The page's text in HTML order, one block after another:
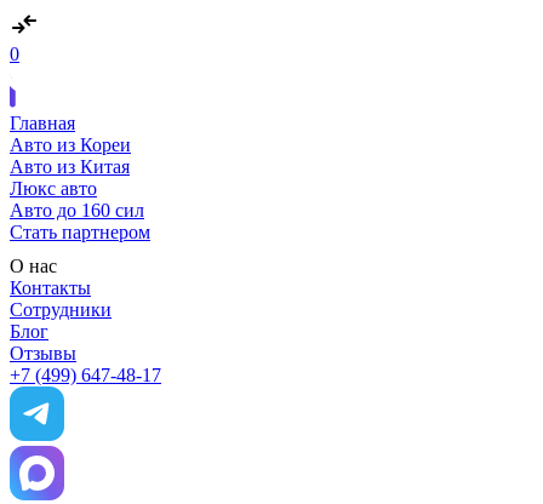
0
Главная
Авто из Кореи
Авто из Китая
Люкс авто
Авто до 160 сил
Стать партнером
О нас
Контакты
Сотрудники
Блог
Отзывы
+7 (499) 647-48-17